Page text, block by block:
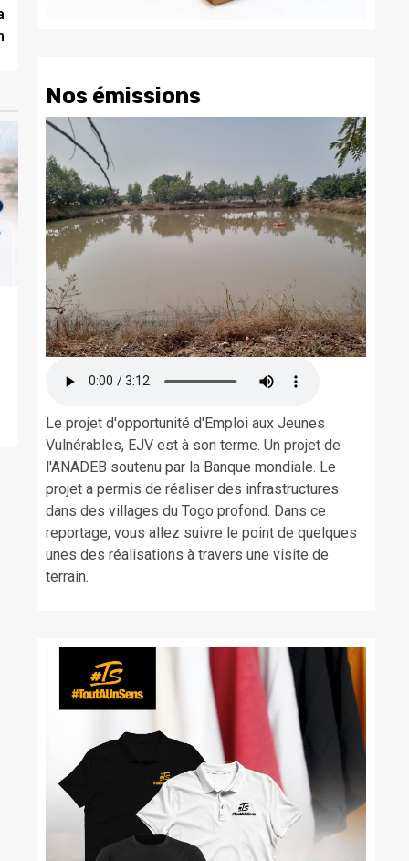
Nos émissions
Le projet d'opportunité d'Emploi aux Jeunes
Vulnérables, EJV est à son terme. Un projet de
l'ANADEB soutenu par la Banque mondiale. Le
projet a permis de réaliser des infrastructures
dans des villages du Togo profond. Dans ce
reportage, vous allez suivre le point de quelques
unes des réalisations à travers une visite de
terrain.